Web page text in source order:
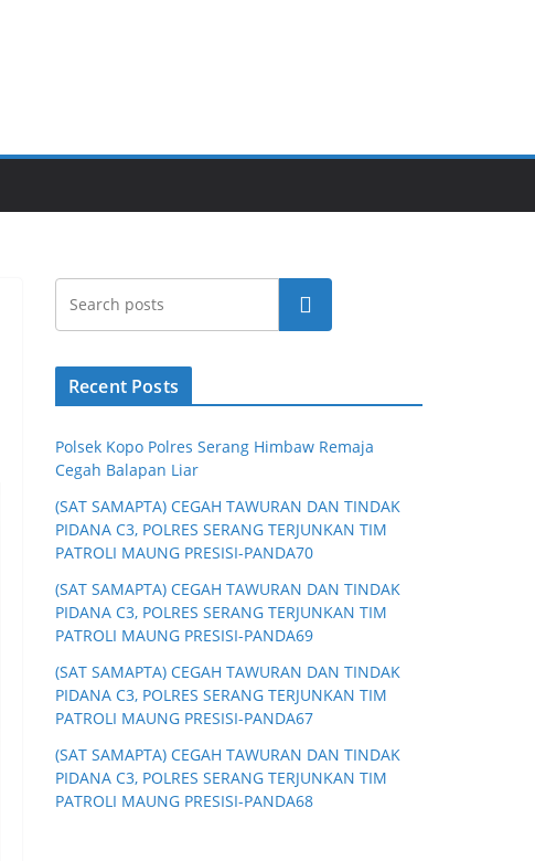
Cari
Recent Posts
Polsek Kopo Polres Serang Himbaw Remaja
Cegah Balapan Liar
(SAT SAMAPTA) CEGAH TAWURAN DAN TINDAK
PIDANA C3, POLRES SERANG TERJUNKAN TIM
PATROLI MAUNG PRESISI-PANDA70
(SAT SAMAPTA) CEGAH TAWURAN DAN TINDAK
PIDANA C3, POLRES SERANG TERJUNKAN TIM
PATROLI MAUNG PRESISI-PANDA69
(SAT SAMAPTA) CEGAH TAWURAN DAN TINDAK
PIDANA C3, POLRES SERANG TERJUNKAN TIM
PATROLI MAUNG PRESISI-PANDA67
(SAT SAMAPTA) CEGAH TAWURAN DAN TINDAK
PIDANA C3, POLRES SERANG TERJUNKAN TIM
PATROLI MAUNG PRESISI-PANDA68